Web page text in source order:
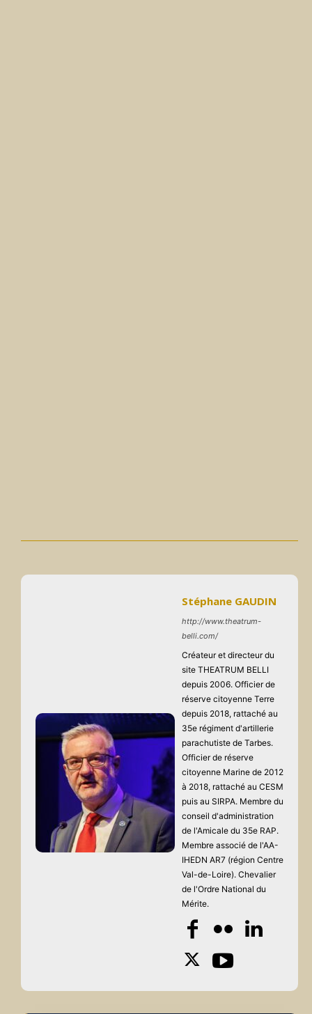
Stéphane GAUDIN
http://www.theatrum-
belli.com/
Créateur et directeur du
site THEATRUM BELLI
depuis 2006. Officier de
réserve citoyenne Terre
depuis 2018, rattaché au
35e régiment d'artillerie
parachutiste de Tarbes.
Officier de réserve
citoyenne Marine de 2012
à 2018, rattaché au CESM
puis au SIRPA. Membre du
conseil d'administration
de l'Amicale du 35e RAP.
Membre associé de l'AA-
IHEDN AR7 (région Centre
Val-de-Loire). Chevalier
de l'Ordre National du
Mérite.